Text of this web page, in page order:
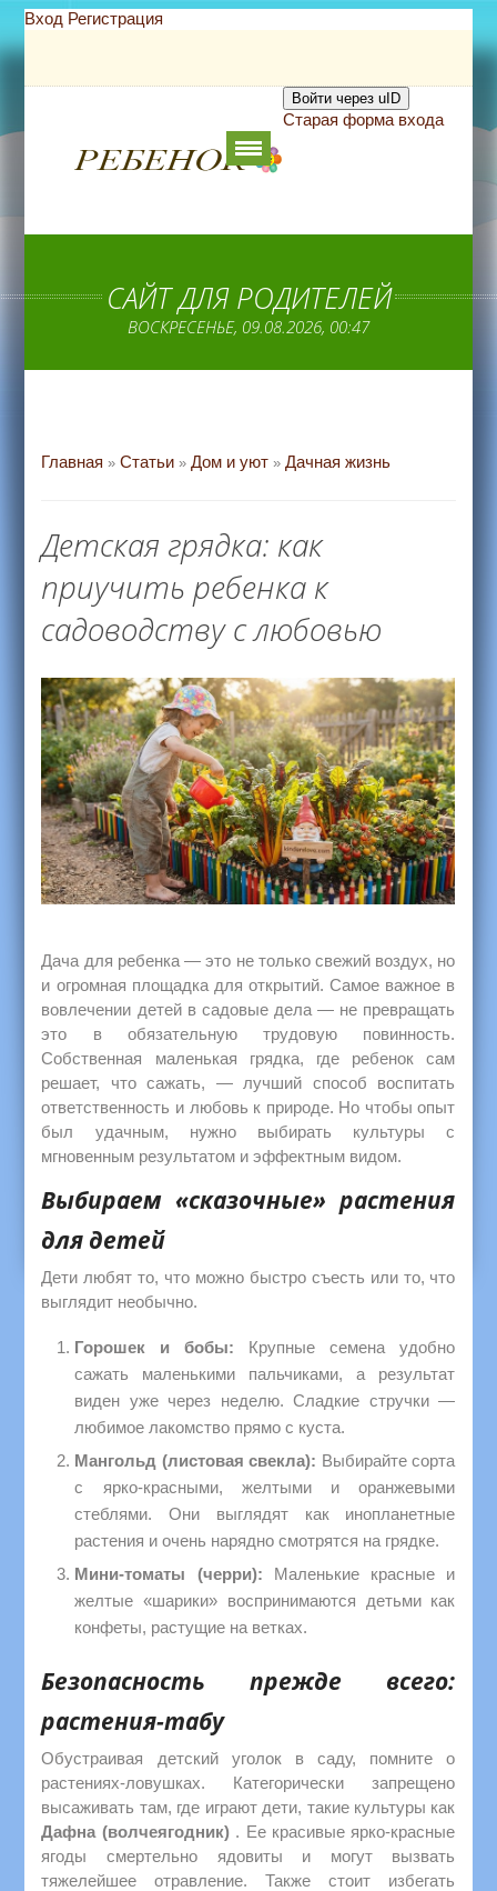
Вход Регистрация
Войти через uID
Старая форма входа
САЙТ ДЛЯ РОДИТЕЛЕЙ
ВОСКРЕСЕНЬЕ, 09.08.2026, 00:47
Главная »Статьи »Дом и уют »Дачная жизнь
Детская грядка: как
приучить ребенка к
садоводству с любовью
Дача для ребенка — это не только свежий воздух, но
и огромная площадка для открытий. Самое важное в
вовлечении детей в садовые дела — не превращать
это в обязательную трудовую повинность.
Собственная маленькая грядка, где ребенок сам
решает, что сажать, — лучший способ воспитать
ответственность и любовь к природе. Но чтобы опыт
был удачным, нужно выбирать культуры с
мгновенным результатом и эффектным видом.
Выбираем «сказочные» растения
для детей
Дети любят то, что можно быстро съесть или то, что
выглядит необычно.
Горошек и бобы: Крупные семена удобно
сажать маленькими пальчиками, а результат
виден уже через неделю. Сладкие стручки —
любимое лакомство прямо с куста.
Мангольд (листовая свекла): Выбирайте сорта
с ярко-красными, желтыми и оранжевыми
стеблями. Они выглядят как инопланетные
растения и очень нарядно смотрятся на грядке.
Мини-томаты (черри): Маленькие красные и
желтые «шарики» воспринимаются детьми как
конфеты, растущие на ветках.
Безопасность прежде всего:
растения-табу
Обустраивая детский уголок в саду, помните о
растениях-ловушках. Категорически запрещено
высаживать там, где играют дети, такие культуры как
Дафна (волчеягодник). Ее красивые ярко-красные
ягоды смертельно ядовиты и могут вызвать
тяжелейшее отравление. Также стоит избегать